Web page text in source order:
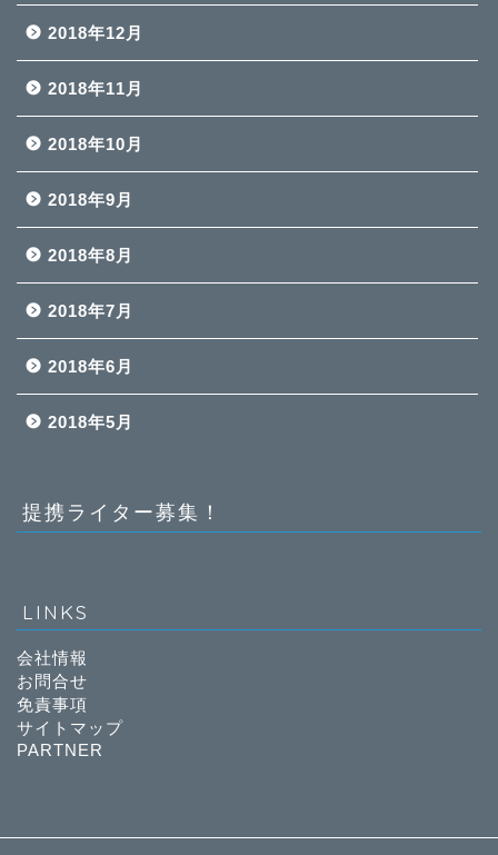
2018年12月
2018年11月
2018年10月
2018年9月
2018年8月
2018年7月
2018年6月
2018年5月
提携ライター募集！
LINKS
会社情報
お問合せ
免責事項
サイトマップ
PARTNER